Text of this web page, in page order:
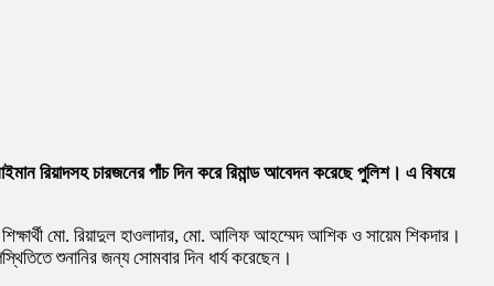
রিয়াদসহ চারজনের পাঁচ দিন করে রিমান্ড আবেদন করেছে পুলিশ। এ বিষয়ে
মো. রিয়াদুল হাওলাদার, মো. আলিফ আহম্মেদ আশিক ও সায়েম শিকদার।
শুনানির জন্য সোমবার দিন ধার্য করেছেন।